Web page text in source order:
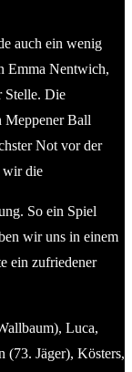
auch ein wenig
Emma Nentwich,
Stelle. Die
Meppener Ball
Not vor der
wir die
So ein Spiel
wir uns in einem
ein zufriedener
Luca,
(73. Jäger), Kösters,